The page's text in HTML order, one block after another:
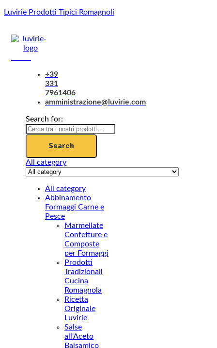
Luvirie Prodotti Tipici Romagnoli
+39
331
7961406
amministrazione@luvirie.com
Search for:
Search
All category
All category
Abbinamento
Formaggi Carne e
Pesce
Marmellate
Confetture e
Composte
per Formaggi
Prodotti
Tradizionali
Cucina
Romagnola
Ricetta
Originale
Luvirie
Salse
all'Aceto
Balsamico